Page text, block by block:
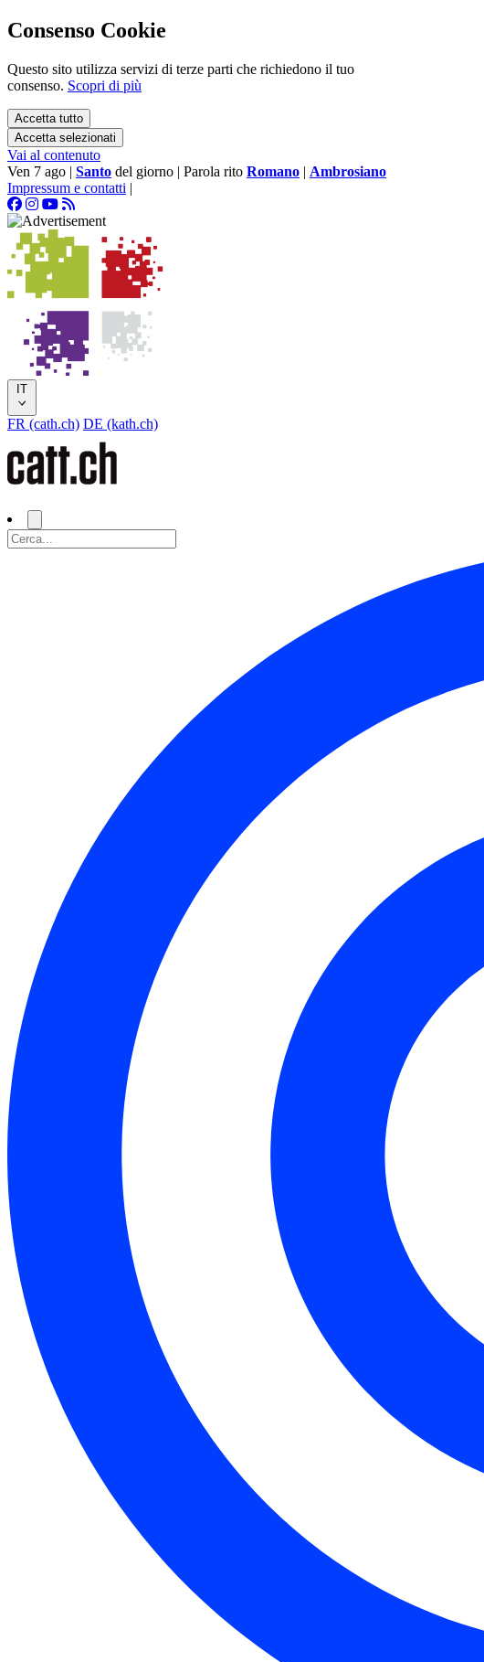
Consenso Cookie
Questo sito utilizza servizi di terze parti che richiedono il tuo
consenso. Scopri di più
Accetta tutto
Accetta selezionati
Vai al contenuto
Ven 7 ago | Santo del giorno | Parola rito Romano | Ambrosiano
Impressum e contatti |
IT
FR (cath.ch) DE (kath.ch)